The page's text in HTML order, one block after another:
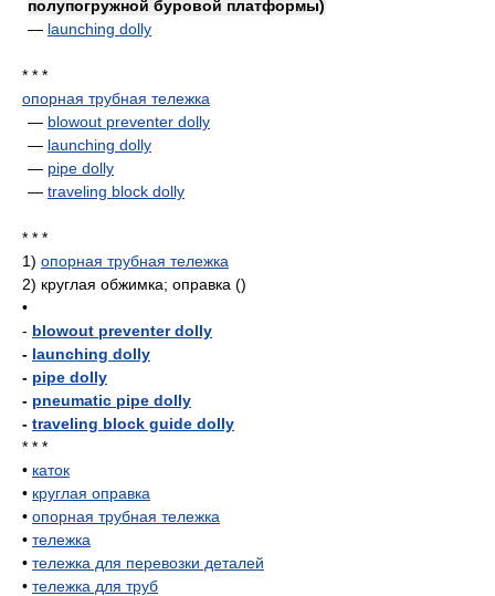
полупогружной буровой платформы)
— launching dolly
* * *
опорная трубная тележка
— blowout preventer dolly
— launching dolly
— pipe dolly
— traveling block dolly
* * *
1) опорная трубная тележка
2) круглая обжимка; оправка ()
•
- blowout preventer dolly
- launching dolly
- pipe dolly
- pneumatic pipe dolly
- traveling block guide dolly
* * *
• каток
• круглая оправка
• опорная трубная тележка
• тележка
• тележка для перевозки деталей
• тележка для труб